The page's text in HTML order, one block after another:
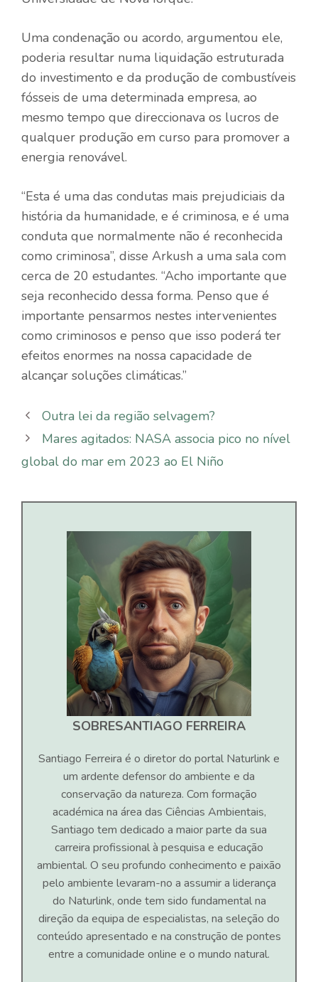
Uma condenação ou acordo, argumentou ele,
poderia resultar numa liquidação estruturada
do investimento e da produção de combustíveis
fósseis de uma determinada empresa, ao
mesmo tempo que direccionava os lucros de
qualquer produção em curso para promover a
energia renovável.
“Esta é uma das condutas mais prejudiciais da
história da humanidade, e é criminosa, e é uma
conduta que normalmente não é reconhecida
como criminosa”, disse Arkush a uma sala com
cerca de 20 estudantes. “Acho importante que
seja reconhecido dessa forma. Penso que é
importante pensarmos nestes intervenientes
como criminosos e penso que isso poderá ter
efeitos enormes na nossa capacidade de
alcançar soluções climáticas.”
Outra lei da região selvagem?
Mares agitados: NASA associa pico no nível
global do mar em 2023 ao El Niño
SOBRESANTIAGO FERREIRA
Santiago Ferreira é o diretor do portal Naturlink e
um ardente defensor do ambiente e da
conservação da natureza. Com formação
académica na área das Ciências Ambientais,
Santiago tem dedicado a maior parte da sua
carreira profissional à pesquisa e educação
ambiental. O seu profundo conhecimento e paixão
pelo ambiente levaram-no a assumir a liderança
do Naturlink, onde tem sido fundamental na
direção da equipa de especialistas, na seleção do
conteúdo apresentado e na construção de pontes
entre a comunidade online e o mundo natural.